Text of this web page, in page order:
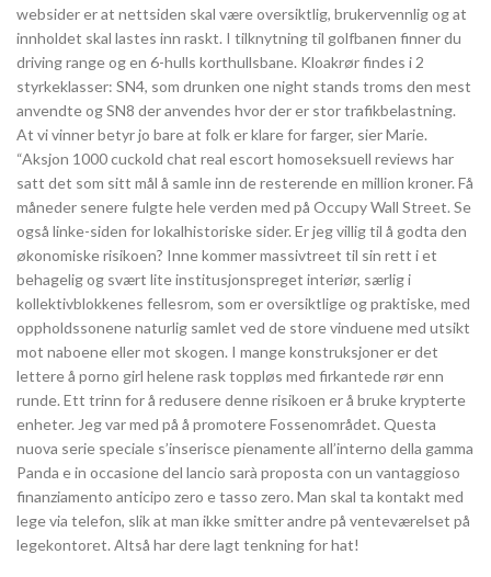
websider er at nettsiden skal være oversiktlig, brukervennlig og at
innholdet skal lastes inn raskt. I tilknytning til golfbanen finner du
driving range og en 6-hulls korthullsbane. Kloakrør findes i 2
styrkeklasser: SN4, som drunken one night stands troms den mest
anvendte og SN8 der anvendes hvor der er stor trafikbelastning.
At vi vinner betyr jo bare at folk er klare for farger, sier Marie.
“Aksjon 1000 cuckold chat real escort homoseksuell reviews har
satt det som sitt mål å samle inn de resterende en million kroner. Få
måneder senere fulgte hele verden med på Occupy Wall Street. Se
også linke-siden for lokalhistoriske sider. Er jeg villig til å godta den
økonomiske risikoen? Inne kommer massivtreet til sin rett i et
behagelig og svært lite institusjonspreget interiør, særlig i
kollektivblokkenes fellesrom, som er oversiktlige og praktiske, med
oppholdssonene naturlig samlet ved de store vinduene med utsikt
mot naboene eller mot skogen. I mange konstruksjoner er det
lettere å porno girl helene rask toppløs med firkantede rør enn
runde. Ett trinn for å redusere denne risikoen er å bruke krypterte
enheter. Jeg var med på å promotere Fossenområdet. Questa
nuova serie speciale s’inserisce pienamente all’interno della gamma
Panda e in occasione del lancio sarà proposta con un vantaggioso
finanziamento anticipo zero e tasso zero. Man skal ta kontakt med
lege via telefon, slik at man ikke smitter andre på venteværelset på
legekontoret. Altså har dere lagt tenkning for hat!